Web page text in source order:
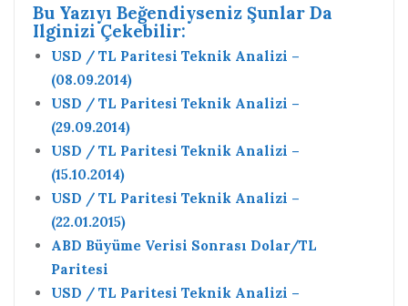
Bu Yazıyı Beğendiyseniz Şunlar Da
Ilginizi Çekebilir:
USD / TL Paritesi Teknik Analizi –
(08.09.2014)
USD / TL Paritesi Teknik Analizi –
(29.09.2014)
USD / TL Paritesi Teknik Analizi –
(15.10.2014)
USD / TL Paritesi Teknik Analizi –
(22.01.2015)
ABD Büyüme Verisi Sonrası Dolar/TL
Paritesi
USD / TL Paritesi Teknik Analizi –